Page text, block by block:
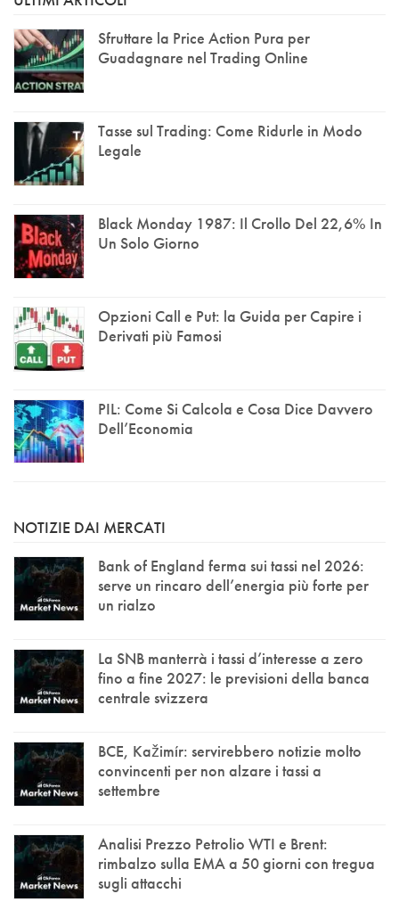
Sfruttare la Price Action Pura per
Guadagnare nel Trading Online
Tasse sul Trading: Come Ridurle in Modo
Legale
Black Monday 1987: Il Crollo Del 22,6% In
Un Solo Giorno
Opzioni Call e Put: la Guida per Capire i
Derivati più Famosi
PIL: Come Si Calcola e Cosa Dice Davvero
Dell’Economia
NOTIZIE DAI MERCATI
Bank of England ferma sui tassi nel 2026:
serve un rincaro dell’energia più forte per
un rialzo
La SNB manterrà i tassi d’interesse a zero
fino a fine 2027: le previsioni della banca
centrale svizzera
BCE, Kažimír: servirebbero notizie molto
convincenti per non alzare i tassi a
settembre
Analisi Prezzo Petrolio WTI e Brent:
rimbalzo sulla EMA a 50 giorni con tregua
sugli attacchi